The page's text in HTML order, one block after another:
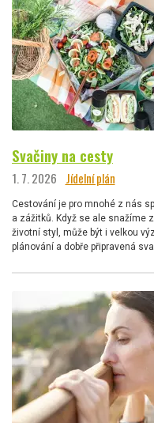
Svačiny na cesty
1. 7. 2026 Jídelní plán
Cestování je pro mnohé z nás
a zážitků. Když se ale snažíme
životní styl, může být i velkou
plánování a dobře připravená